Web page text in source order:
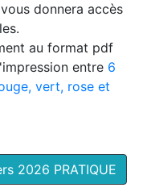
vous donnera accès
au format pdf
entre 6
vert, rose et
2026 PRATIQUE